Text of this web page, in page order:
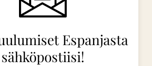
Espanjasta
sähköpostiisi!